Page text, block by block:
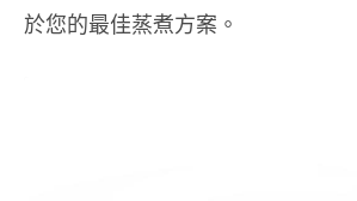
於您的最佳蒸煮方案。